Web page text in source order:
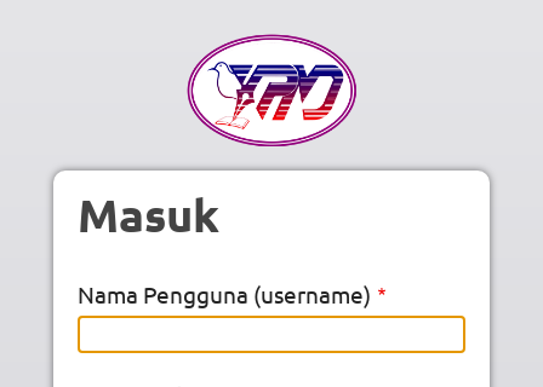
Masuk
Nama Pengguna (username)